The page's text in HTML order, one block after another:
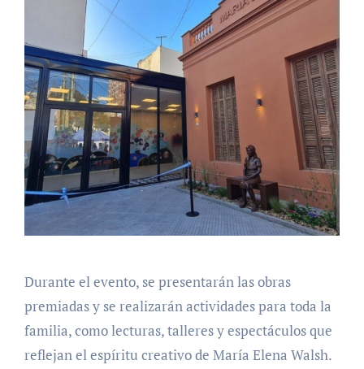
Durante el evento, se presentarán las obras
premiadas y se realizarán actividades para toda la
familia, como lecturas, talleres y espectáculos que
reflejan el espíritu creativo de María Elena Walsh.